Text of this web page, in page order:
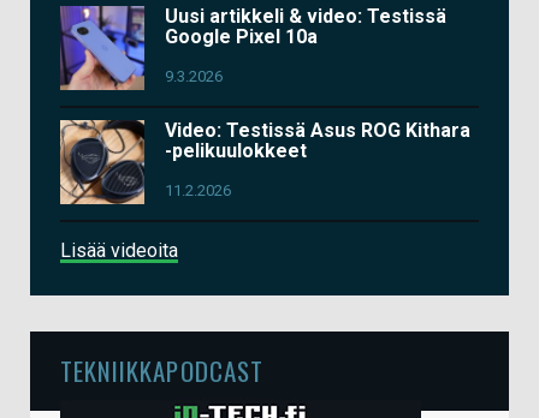
Uusi artikkeli & video: Testissä
Google Pixel 10a
9.3.2026
Video: Testissä Asus ROG Kithara
-pelikuulokkeet
11.2.2026
Lisää videoita
TEKNIIKKAPODCAST